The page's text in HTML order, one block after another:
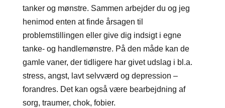
tanker og mønstre. Sammen arbejder du og jeg
henimod enten at finde årsagen til
problemstillingen eller give dig indsigt i egne
tanke- og handlemønstre. På den måde kan de
gamle vaner, der tidligere har givet udslag i bl.a.
stress, angst, lavt selvværd og depression –
forandres. Det kan også være bearbejdning af
sorg, traumer, chok, fobier.